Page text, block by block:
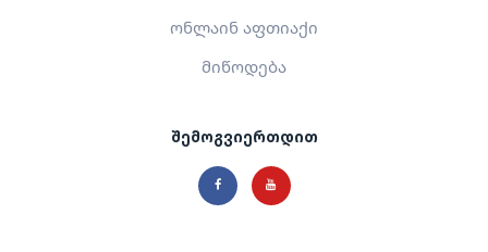
ონლაინ აფთიაქი
მიწოდება
შემოგვიერთდით